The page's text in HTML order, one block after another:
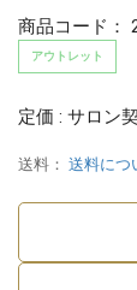
商品コード：
アウトレット
定価 : サロン
送料： 送料につ